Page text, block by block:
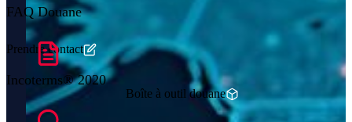
Prendre contact
Boîte à outil douane
FAQ Douane
Incoterms® 2020